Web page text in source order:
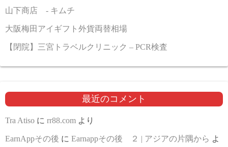
山下商店 - キムチ
大阪梅田アイギフト外貨両替相場
【閉院】三宮トラベルクリニック – PCR検査
最近のコメント
Tra Atiso に rr88.com より
EarnAppその後 に Earnappその後 ２ | アジアの片隅から よ